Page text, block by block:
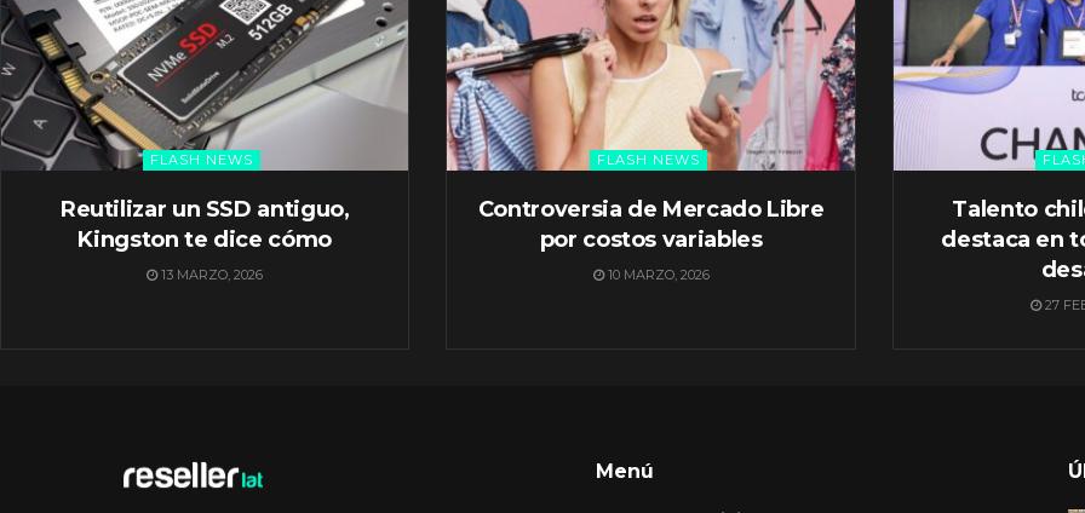
FLASH NEWS
Reutilizar un SSD antiguo,
Kingston te dice cómo
13 MARZO, 2026
FLASH NEWS
Controversia de Mercado Libre
por costos variables
10 MARZO, 2026
Talento
destaca en
27
Menú